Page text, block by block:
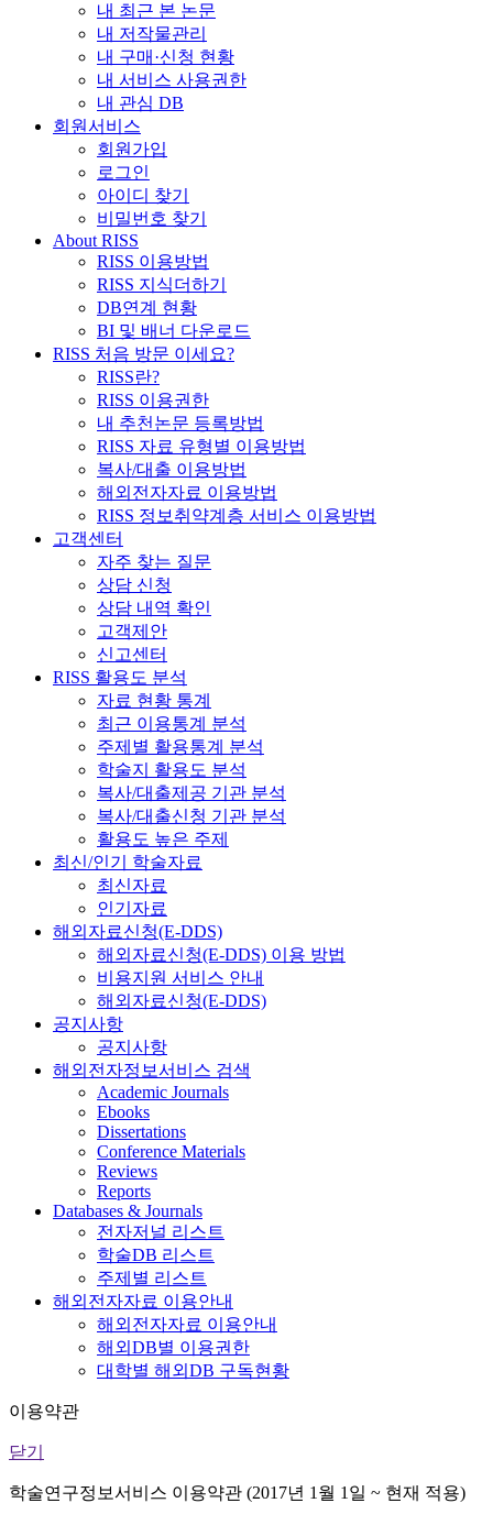
내 최근 본 논문
내 저작물관리
내 구매·신청 현황
내 서비스 사용권한
내 관심 DB
회원서비스
회원가입
로그인
아이디 찾기
비밀번호 찾기
About RISS
RISS 이용방법
RISS 지식더하기
DB연계 현황
BI 및 배너 다운로드
RISS 처음 방문 이세요?
RISS란?
RISS 이용권한
내 추천논문 등록방법
RISS 자료 유형별 이용방법
복사/대출 이용방법
해외전자자료 이용방법
RISS 정보취약계층 서비스 이용방법
고객센터
자주 찾는 질문
상담 신청
상담 내역 확인
고객제안
신고센터
RISS 활용도 분석
자료 현황 통계
최근 이용통계 분석
주제별 활용통계 분석
학술지 활용도 분석
복사/대출제공 기관 분석
복사/대출신청 기관 분석
활용도 높은 주제
최신/인기 학술자료
최신자료
인기자료
해외자료신청(E-DDS)
해외자료신청(E-DDS) 이용 방법
비용지원 서비스 안내
해외자료신청(E-DDS)
공지사항
공지사항
해외전자정보서비스 검색
Academic Journals
Ebooks
Dissertations
Conference Materials
Reviews
Reports
Databases & Journals
전자저널 리스트
학술DB 리스트
주제별 리스트
해외전자자료 이용안내
해외전자자료 이용안내
해외DB별 이용권한
대학별 해외DB 구독현황
이용약관
닫기
학술연구정보서비스 이용약관 (2017년 1월 1일 ~ 현재 적용)